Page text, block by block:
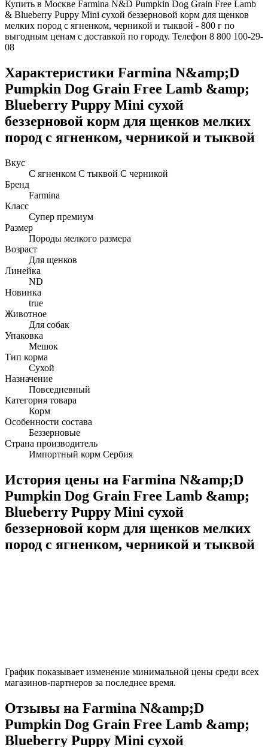
Купить в Москве Farmina N&D Pumpkin Dog Grain Free Lamb
& Blueberry Puppy Mini сухой беззерновой корм для щенков
мелких пород с ягненком, черникой и тыквой - 800 г по
выгодным ценам с доставкой по городу. Телефон 8 800 100-29-
08
Характеристики Farmina N&amp;D
Pumpkin Dog Grain Free Lamb &amp;
Blueberry Puppy Mini сухой
беззерновой корм для щенков мелких
пород с ягненком, черникой и тыквой
Вкус
С ягненком С тыквой С черникой
Бренд
Farmina
Класс
Супер премиум
Размер
Породы мелкого размера
Возраст
Для щенков
Линейка
ND
Новинка
true
Животное
Для собак
Упаковка
Мешок
Тип корма
Сухой
Назначение
Повседневный
Категория товара
Корм
Особенности состава
Беззерновые
Страна производитель
Импортный корм Сербия
История цены на Farmina N&amp;D
Pumpkin Dog Grain Free Lamb &amp;
Blueberry Puppy Mini сухой
беззерновой корм для щенков мелких
пород с ягненком, черникой и тыквой
График показывает изменение минимальной цены среди всех
магазинов-партнеров за последнее время.
Отзывы на Farmina N&amp;D
Pumpkin Dog Grain Free Lamb &amp;
Blueberry Puppy Mini сухой